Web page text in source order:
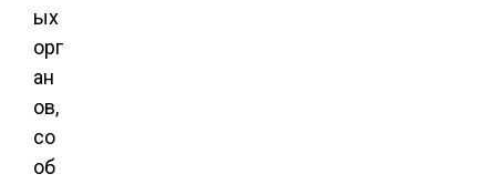
ых
орг
ан
ов,
со
об